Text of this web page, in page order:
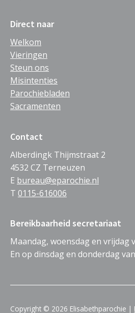
Direct naar
Welkom
Vieringen
Steun ons
Misintenties
Parochiebladen
Sacramenten
Contact
Alberdingk Thijmstraat 2
4532 CZ Terneuzen
E bureau@eparochie.nl
T 0115-616006
Bereikbaarheid secretariaat
Maandag, woensdag en vrijdag
En op dinsdag en donderdag
Copyright © 2026 Elisabethparochie |